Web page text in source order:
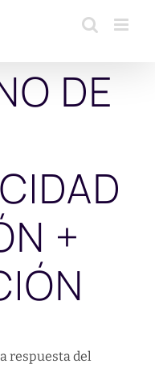
DE
+
respuesta del